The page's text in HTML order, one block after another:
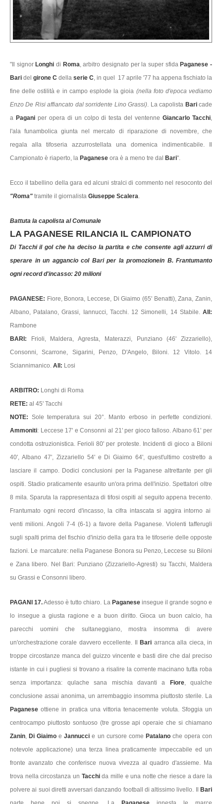
"Il signor Longhidi Roma, arbitro designato per la super sfida Paganese -
Bari del girone C della serie C, in quel 17 aprile '77 ha appena fischiato la
fine delle ostilità e in campo esplode la gioia (nella foto d'epoca vediamo
Enzo De Risi affiancato dal sorridente Lino Grassi). La capolista Baricade
a Pagani per opera di un colpo di testa del ventenneGiancarlo Tacchi,
l'ala funambolica giunta nel mercato di riparazione di novembre, che
regala alla tifoseria azzurrostellata una domenica indimenticabile. Il
Campionato è riaperto, la Paganese ora è a meno tre dal Bari".
Ecco il tabellino della gara ed alcuni stralci di commento nel resoconto del
"Roma" tramite il giornalista Giuseppe Scalera.
Battuta la capolista al Comunale
LA PAGANESE RILANCIA IL CAMPIONATO
Di Tacchi il gol che ha deciso la partita e che consente agli azzurri di
sperare in un aggancio col Bari per la promozionein B. Frantumanto
ogni record d'incasso: 20 milioni
PAGANESE: Fiore, Bonora, Leccese, Di Giaimo (65' Benatti), Zana, Zanin,
Albano, Patalano, Grassi, Iannucci, Tacchi. 12 Simonelli, 14 Stabile. All:
Rambone
BARI: Frioli, Maldera, Agresta, Materazzi, Punziano (46' Zizzariello),
Consonni, Scarrone, Sigarini, Penzo, D'Angelo, Biloni. 12 Vitolo. 14
Sciannimanico. All: Losi
ARBITRO: Longhi di Roma
RETE: al 45' Tacchi
NOTE: Sole temperatura sui 20°. Manto erboso in perfette condizioni.
Ammoniti: Leccese 17' e Consonni al 21' per gioco falloso. Albano 61' per
condotta ostruzionistica. Ferioli 80' per proteste. Incidenti di gioco a Biloni
40', Albano 47', Zizzariello 54' e Di Giaimo 64', quest'ultimo costretto a
lasciare il campo. Dodici conclusioni per la Paganese altrettante per gli
ospiti. Stadio praticamente esaurito un'ora prima dell'inizio. Spettatori oltre
8 mila. Sparuta la rappresentaza di tifosi ospiti al seguito appena trecento.
Frantumato ogni record d'incasso, la cifra intascata si aggira intorno ai
venti milioni. Angoli 7-4 (6-1) a favore della Paganese. Violenti tafferugli
sugli spalti prima del fischio d'inizio della gara tra le tifoserie delle opposte
fazioni. Le marcature: nella Paganese Bonora su Penzo, Leccese su Biloni
e Zana libero. Nel Bari: Punziano (Zizzariello-Agresti) su Tacchi, Maldera
su Grassi e Consonni libero.
PAGANI 17.Adesso è tutto chiaro. La Paganese insegue il grande sogno e
lo insegue a giusta ragione e a buon diritto. Gioca un buon calcio, ha
parecchi uomini che sultaneggiano, mostra insomma di avere
un'orchestrazione corale davvero eccellente. Il
Bari arranca alla cieca, in
troppe circostanze manca del guizzo vincente e basti dire che dal preciso
istante in cui i pugliesi si trovano a risalire la corrente macinano tutta roba
senza importanza: qulache sana mischia davanti a
Fiore, qualche
conclusione assai anonima, un arrembaggio insomma piuttosto sterile. La
Paganeseottiene in pratica una vittoria tenacemente voluta. Sfoggia un
centrocampo piuttosto sontuoso (tre grosse api operaie che si chiamano
Zanin, Di Giaimo eJannuccie un cursore come Patalano che opera con
notevole applicazione) una terza linea praticamente impeccabile ed un
fronte avanzato che conferisce nuova vivezza al quadro d'assieme. Ma
trova nella circostanza un Tacchida mille e una notte che riesce a dare la
polvere ai suoi diretti avversari danzando football di altissimo livello. Il
Bari